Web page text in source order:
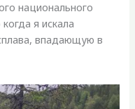
национального
я искала
впадающую в